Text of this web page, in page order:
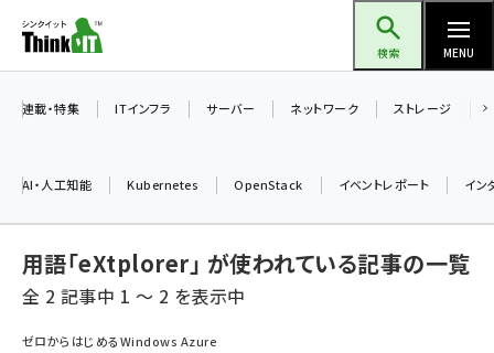
ン
ツ
検索 MENU
ai (2508)
加藤銘のチーム貢献～仲間と築いた勝利の絆～ (2329)
連載・特集 ITインフラ サーバー ネットワーク ストレージ
AI・人工知能 Kubernetes OpenStack イベントレポート イン
用語「eXtplorer」 が使われている記事の一覧
全 2 記事中 1 ～ 2 を表示中
ゼロからはじめるWindows Azure